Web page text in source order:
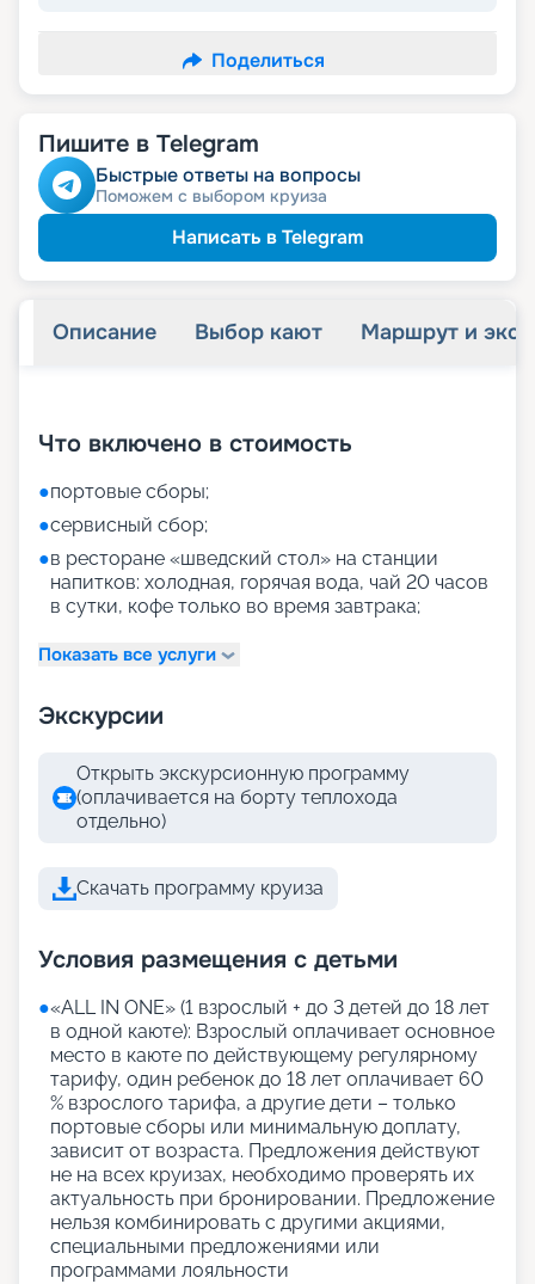
Поделиться
Пишите в Telegram
Быстрые ответы на вопросы
Поможем с выбором круиза
Написать в Telegram
Описание Выбор кают Маршрут и
Что включено в стоимость
●портовые сборы;
●сервисный сбор;
●в ресторане «шведский стол» на станции
напитков: холодная, горячая вода, чай 20 часов
в сутки, кофе только во время завтрака;
Показать все услуги
Экскурсии
Открыть экскурсионную программу
(оплачивается на борту теплохода
отдельно)
Скачать программу круиза
Условия размещения с детьми
●«АLL IN ONE» (1 взрослый + до 3 детей до 18 лет
в одной каюте): Взрослый оплачивает основное
место в каюте по действующему регулярному
тарифу, один ребенок до 18 лет оплачивает 60
% взрослого тарифа, а другие дети – только
портовые сборы или минимальную доплату,
зависит от возраста. Предложения действуют
не на всех круизах, необходимо проверять их
актуальность при бронировании. Предложение
нельзя комбинировать с другими акциями,
специальными предложениями или
программами лояльности